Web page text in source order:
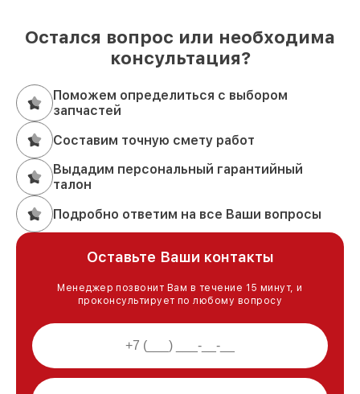
Остался вопрос или необходима
консультация?
Поможем определиться с выбором
запчастей
Составим точную смету работ
Выдадим персональный гарантийный
талон
Подробно ответим на все Ваши вопросы
Оставьте Ваши контакты
Менеджер позвонит Вам в течение 15 минут, и
проконсультирует по любому вопросу